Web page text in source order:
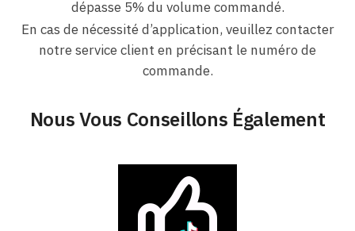
dépasse 5% du volume commandé.
En cas de nécessité d’application, veuillez contacter
notre service client en précisant le numéro de
commande.
Nous Vous Conseillons Également